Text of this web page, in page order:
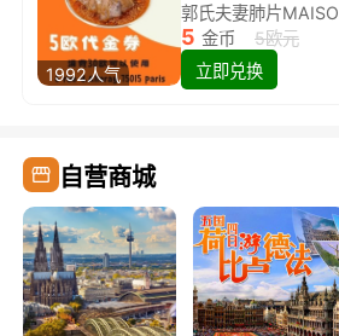
1992人气
5 金币
5欧元
立即兑换
自营商城